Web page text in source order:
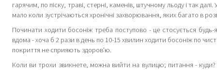
гарячим, по піску, траві, стерні, каменів, штучному льоду і так
мало коли зустрічаються хронічні захворювання, яких багато в
Починати ходити босоніж треба поступово - це стосується
вдома - хоча б 2 рази в день по 10-15 хвилин ходити босоніж по
покриття не сприяють здоров'ю.
Коли ви трохи звикнете, можна вийти на вулицю; питання -